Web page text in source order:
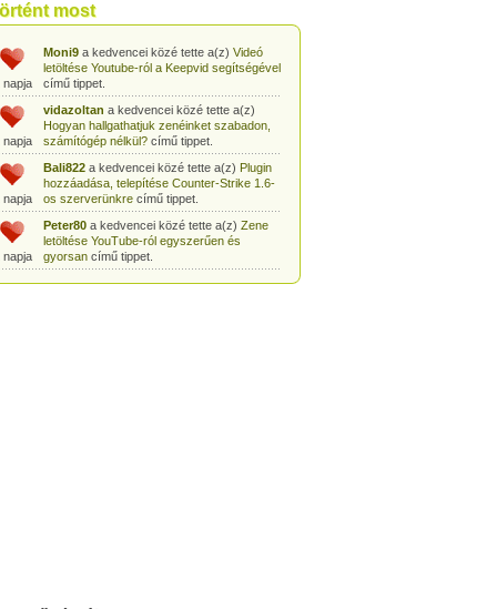
most
napja
Babakonyha - Alma-banán püré készítése
egyszerűencímű tippet.
napja
Moni9a kedvencei közé tette a(z) Videó
letöltése Youtube-ról a Keepvid segítségével
című tippet.
napja
vidazoltan a kedvencei közé tette a(z)
Hogyan hallgathatjuk zenéinket szabadon,
számítógép nélkül?című tippet.
napja
Bali822a kedvencei közé tette a(z) Plugin
hozzáadása, telepítése Counter-Strike 1.6-
os szerverünkrecímű tippet.
napja
Peter80a kedvencei közé tette a(z) Zene
letöltése YouTube-ról egyszerűen és
gyorsancímű tippet.
Heni77a kedvencei közé tette a(z)Counter